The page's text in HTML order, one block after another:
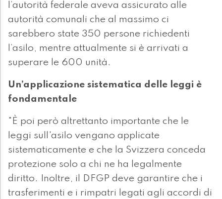
l’autorità federale aveva assicurato alle
autorità comunali che al massimo ci
sarebbero state 350 persone richiedenti
l’asilo, mentre attualmente si è arrivati a
superare le 600 unità.
Un’applicazione sistematica delle leggi è
fondamentale
"È poi però altrettanto importante che le
leggi sull'asilo vengano applicate
sistematicamente e che la Svizzera conceda
protezione solo a chi ne ha legalmente
diritto. Inoltre, il DFGP deve garantire che i
trasferimenti e i rimpatri legati agli accordi di